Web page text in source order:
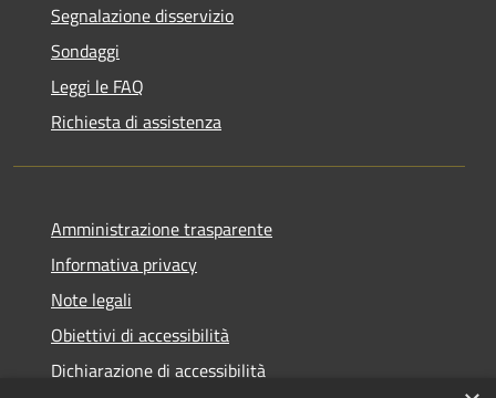
Segnalazione disservizio
Sondaggi
Leggi le FAQ
Richiesta di assistenza
Amministrazione trasparente
Informativa privacy
Note legali
Obiettivi di accessibilità
Dichiarazione di accessibilità